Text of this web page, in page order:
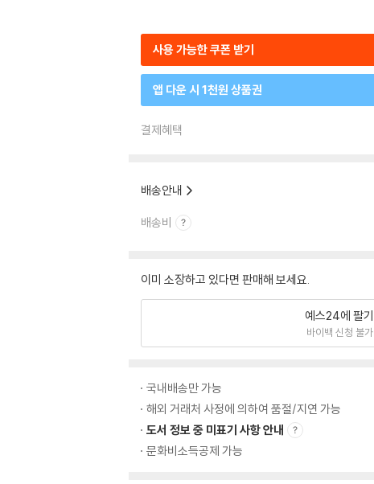
사용 가능한 쿠폰 받기
앱 다운 시 1천원 상품권
결제혜택
배송안내
배송비
이미 소장하고 있다면 판매해 보세요.
예스24에 팔기
바이백 신청 불가
국내배송만 가능
해외 거래처 사정에 의하여 품절/지연 가능
도서 정보 중 미표기 사항 안내
문화비소득공제 가능